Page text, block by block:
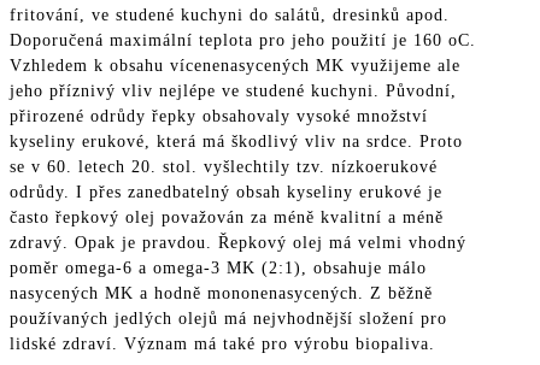
fritování, ve studené kuchyni do salátů, dresinků apod.
Doporučená maximální teplota pro jeho použití je 160 oC.
Vzhledem k obsahu vícenenasycených MK využijeme ale
jeho příznivý vliv nejlépe ve studené kuchyni. Původní,
přirozené odrůdy řepky obsahovaly vysoké množství
kyseliny erukové, která má škodlivý vliv na srdce. Proto
se v 60. letech 20. stol. vyšlechtily tzv. nízkoerukové
odrůdy. I přes zanedbatelný obsah kyseliny erukové je
často řepkový olej považován za méně kvalitní a méně
zdravý. Opak je pravdou. Řepkový olej má velmi vhodný
poměr omega-6 a omega-3 MK (2:1), obsahuje málo
nasycených MK a hodně mononenasycených. Z běžně
používaných jedlých olejů má nejvhodnější složení pro
lidské zdraví. Význam má také pro výrobu biopaliva.